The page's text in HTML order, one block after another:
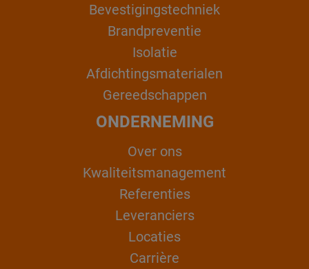
Bevestigingstechniek
Brandpreventie
Isolatie
Afdichtingsmaterialen
Gereedschappen
ONDERNEMING
Over ons
Kwaliteitsmanagement
Referenties
Leveranciers
Locaties
Carrière